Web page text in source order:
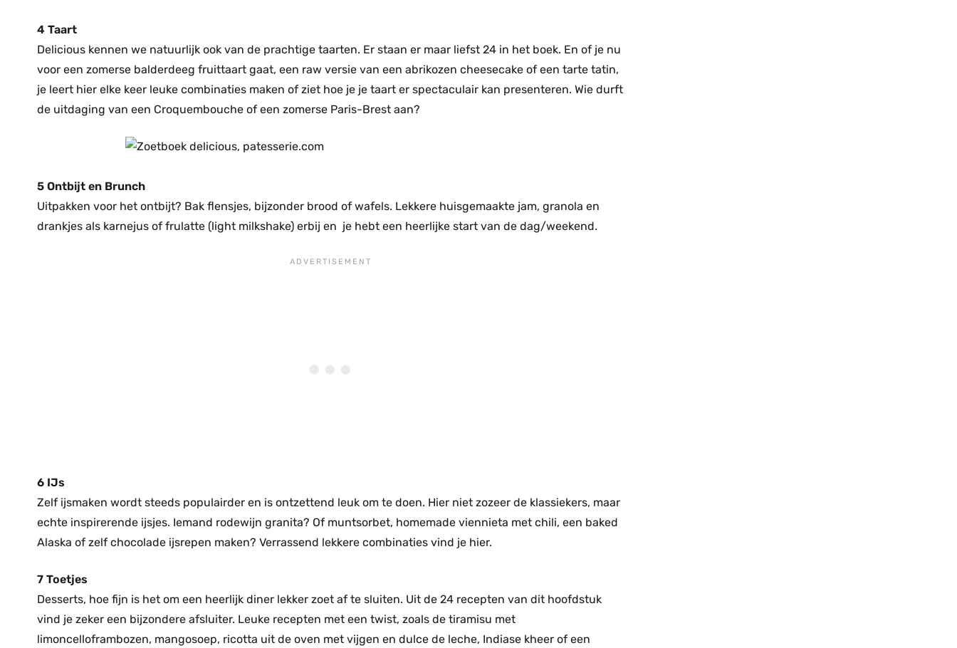
4 Taart
Delicious kennen we natuurlijk ook van de prachtige taarten. Er staan er maar liefst 24 in het boek. En of je nu
voor een zomerse balderdeeg fruittaart gaat, een raw versie van een abrikozen cheesecake of een tarte tatin,
je leert hier elke keer leuke combinaties maken of ziet hoe je je taart er spectaculair kan presenteren. Wie durft
de uitdaging van een Croquembouche of een zomerse Paris-Brest aan?
5 Ontbijt en Brunch
Uitpakken voor het ontbijt? Bak flensjes, bijzonder brood of wafels. Lekkere huisgemaakte jam, granola en
drankjes als karnejus of frulatte (light milkshake) erbij en je hebt een heerlijke start van de dag/weekend.
6 IJs
Zelf ijsmaken wordt steeds populairder en is ontzettend leuk om te doen. Hier niet zozeer de klassiekers, maar
echte inspirerende ijsjes. Iemand rodewijn granita? Of muntsorbet, homemade viennieta met chili, een baked
Alaska of zelf chocolade ijsrepen maken? Verrassend lekkere combinaties vind je hier.
7 Toetjes
Desserts, hoe fijn is het om een heerlijk diner lekker zoet af te sluiten. Uit de 24 recepten van dit hoofdstuk
vind je zeker een bijzondere afsluiter. Leuke recepten met een twist, zoals de tiramisu met
limoncelloframbozen, mangosoep, ricotta uit de oven met vijgen en dulce de leche, Indiase kheer of een